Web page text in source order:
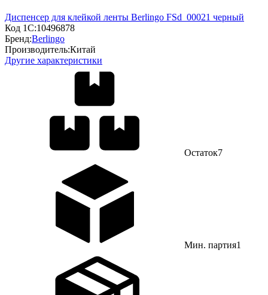
Диспенсер для клейкой ленты Berlingo FSd_00021 черный
Код 1С:10496878
Бренд:Berlingo
Производитель:Китай
Другие характеристики
Остаток7
Мин. партия1